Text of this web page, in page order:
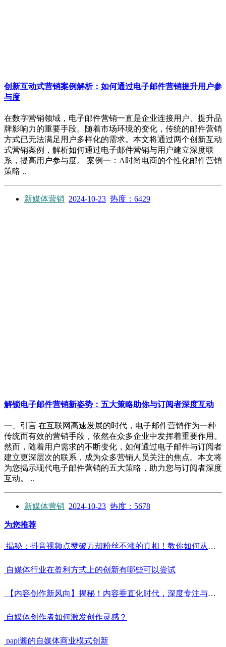
创新互动式营销案例解析：如何通过电子邮件营销提升用户参
与度
在数字营销领域，电子邮件营销一直是企业连接用户、提升品
牌影响力的重要手段。随着市场环境的变化，传统的邮件营销
方式已无法满足用户多样化的需求。本文将通过两个创新互动
式营销案例，解析如何通过电子邮件营销与用户建立深度联
系，提高用户参与度。 案例一：A时尚电商的个性化邮件营销
策略 ..
新媒体营销 2024-10-23 热度：6429
解锁电子邮件营销新姿势：五大策略助你与订阅者深度互动
一、引言 在互联网高速发展的时代，电子邮件营销作为一种
传统而有效的营销手段，依然在众多企业中发挥着重要作用。
然而，随着用户需求的不断变化，如何通过电子邮件与订阅者
建立更深层次的联系，成为众多营销人员关注的焦点。本文将
为您揭示现代电子邮件营销的五大策略，助力您与订阅者深度
互动。 ..
新媒体营销 2024-10-23 热度：5678
为您推荐
揭秘：抖音视频点赞破万却粉丝不涨的真相！教你如何从点赞王变身粉丝收割机！
自媒体行业在盈利方式上的创新有哪些可以尝试
【内容创作新风向】揭秘！内容垂直化时代，深度专注与广泛覆盖的较量，谁主沉浮？
自媒体创作者如何激发创作灵感？
papi酱的自媒体商业模式创新